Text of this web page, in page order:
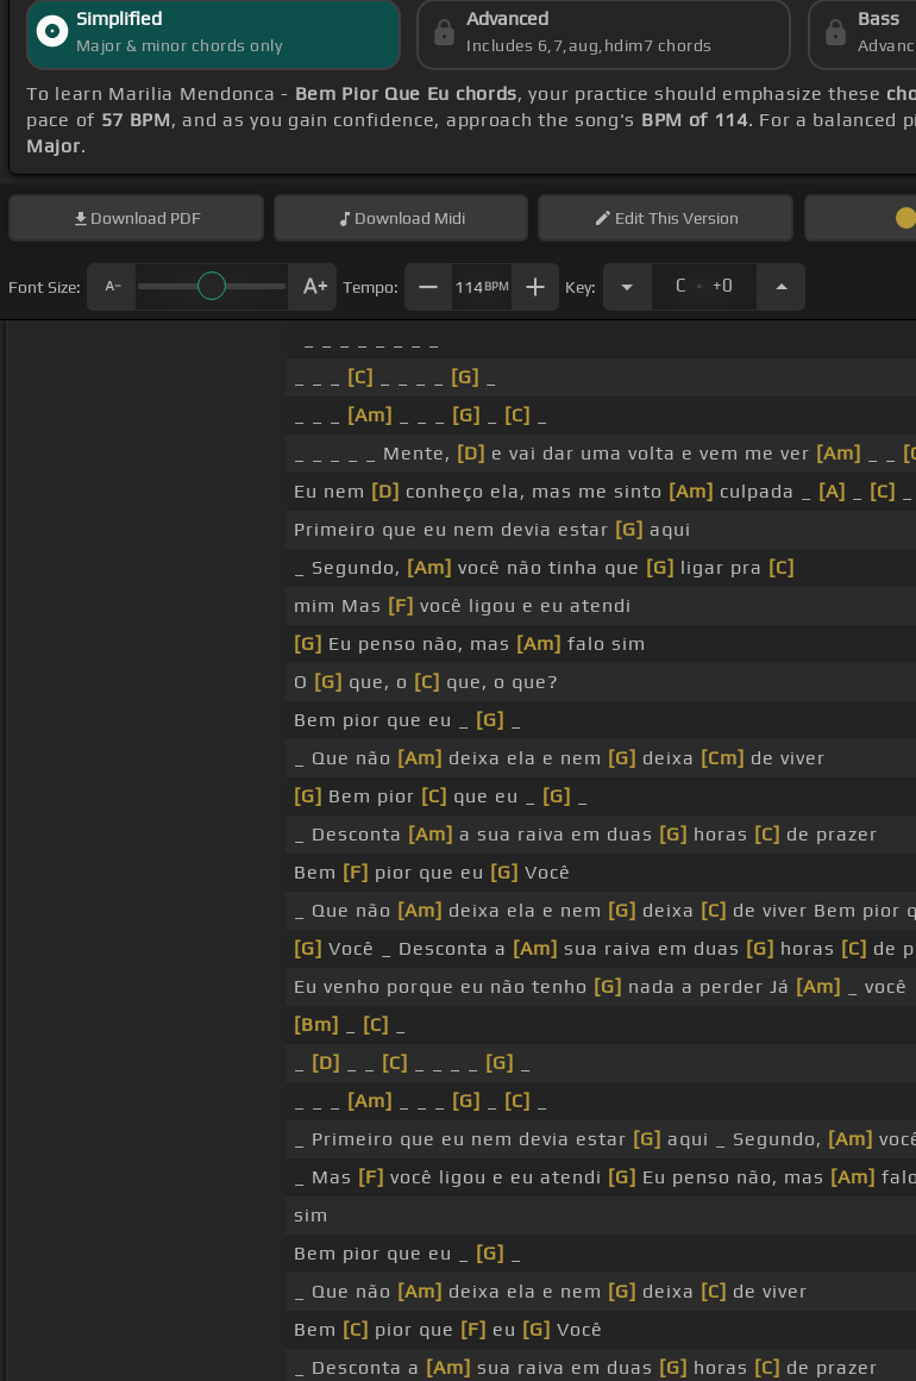
Simplified
Major & minor chords only
Advanced
Includes 6,7,aug,hdim7 chords
Bass
To learn Marilia Mendonca - Bem Pior Que Eu chords, your practice should emphasize these
pace of 57 BPM, and as you gain confidence, approach the song's BPM of 114. For a balanced
Major.
Download PDF Download Midi EditThis Version
Font Size: Tempo: 114BPM Key: C . +0
[C] [G]
[Am] [G] [C]
_ _ _ _ _ Mente, [D] e vai dar uma volta e vem me ver [Am]
Eu nem [D] conheço ela, mas me sinto [Am] culpada _ [A] [C]
Primeiro que eu nem devia estar [G] aqui
_ Segundo, [Am] você não tinha que [G] ligar pra [C]
mim Mas [F] você ligou e eu atendi
[G] Eu penso não, mas [Am] falo sim
O [G] que, o [C] que, o que?
Bem pior que eu _
[G]
_ Que não [Am] deixa ela e nem [G] deixa [Cm] de viver
[G] Bem pior [C] que eu _ [G]
_ Desconta [Am] a sua raiva em duas [G] horas [C] de prazer
Bem [F] pior que eu [G] Você
_ Que não [Am] deixa ela e nem [G] deixa [C] de viver Bem pior
[G] Você _ Desconta a [Am] sua raiva em duas [G] horas [C] de
Eu venho porque eu não tenho [G] nada a perder Já [Am]
_ você
[Bm]
[C]
[D] [C] [G]
[Am] [G] [C]
_ Primeiro que eu nem devia estar [G] aqui _ Segundo, [Am]
_ Mas [F] você ligou e eu atendi [G] Eu penso não, mas [Am]
sim
Bem pior que eu _
[G]
_ Que não [Am] deixa ela e nem [G] deixa [C] de viver
Bem [C] pior que [F] eu [G] Você
_ Desconta a [Am] sua raiva em duas [G] horas [C] de prazer